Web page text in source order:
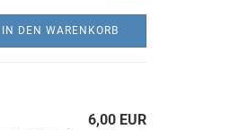
IN DEN WARENKORB
6,00 EUR